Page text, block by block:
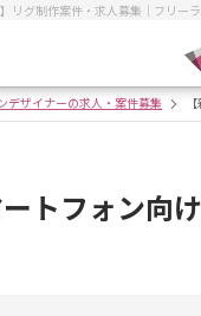
リグ制作案件・求人募集｜フリー
デザイナーの求人・案件募集
ートフォン向